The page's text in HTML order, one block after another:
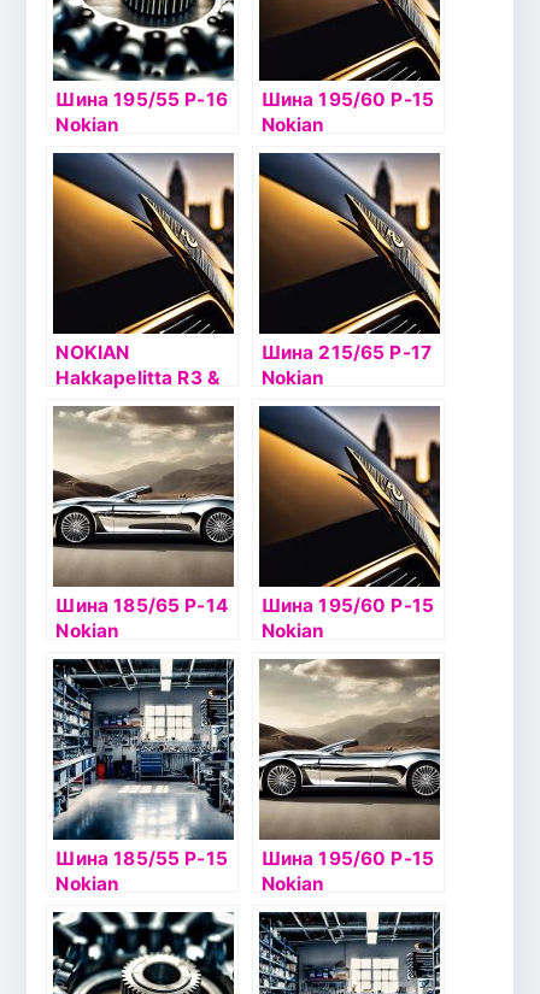
Шина 195/55 Р-16
Nokian
Hakkapelitta 8 91T
б/к шип
Шина 195/60 Р-15
Nokian
Hakkapelitta R3
88R б/к
NOKIAN
Hakkapelitta R3 &
NOKIAN
HAKKAPELIITTA R3
Шина 215/65 Р-17
Nokian
Hakkapelitta 9 SUV
103T б/к ш
Шина 185/65 Р-14
Nokian
Hakkapelitta 7 90Т
б/к шип
Шина 195/60 Р-15
Nokian
Hakkapelitta R2
92R б/к
Шина 185/55 Р-15
Nokian
Hakkapelitta 8 86T
б/к шип
Шина 195/60 Р-15
Nokian
Hakkapelitta 7 92Т
б/к шип